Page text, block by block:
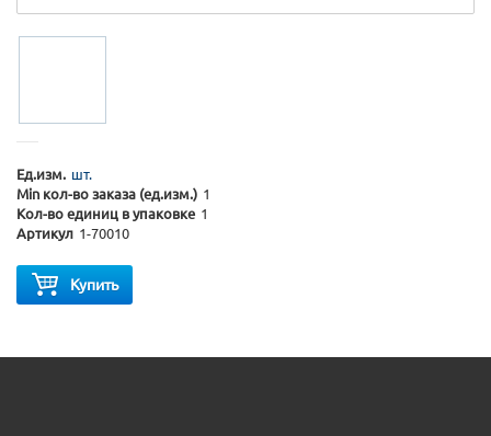
Ед.изм. шт.
Min кол-во заказа (ед.изм.) 1
Кол-во единиц в упаковке 1
Артикул 1-70010
Купить